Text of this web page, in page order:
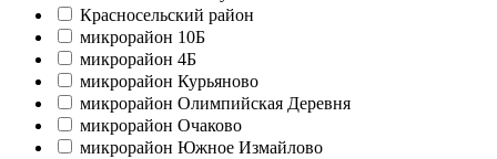
Красносельский район
микрорайон 10Б
микрорайон 4Б
микрорайон Курьяново
микрорайон Олимпийская Деревня
микрорайон Очаково
микрорайон Южное Измайлово